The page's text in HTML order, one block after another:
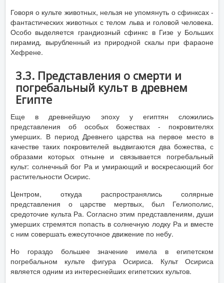
Говоря о культе животных, нельзя не упомянуть о сфинксах -
фантастических животных с телом льва и головой человека.
Особо выделяется грандиозный сфинкс в Гизе у Больших
пирамид, вырубленный из природной скалы при фараоне
Хефрене.
3.3. Представления о смерти и
погребальный культ в древнем
Египте
Еще в древнейшую эпоху у египтян сложились
представления об особых божествах - покровителях
умерших. В период Древнего царства на первое место в
качестве таких покровителей выдвигаются два божества, с
образами которых отныне и связывается погребальный
культ: солнечный бог Ра и умирающий и воскресающий бог
растительности Осирис.
Центром, откуда распространялись солярные
представления о царстве мертвых, был Гелиополис,
средоточие культа Ра. Согласно этим представлениям, души
умерших стремятся попасть в солнечную лодку Ра и вместе
с ним совершать ежесуточное движение по небу.
Но гораздо большее значение имела в египетском
погребальном культе фигура Осириса. Культ Осириса
является одним из интереснейших египетских культов.